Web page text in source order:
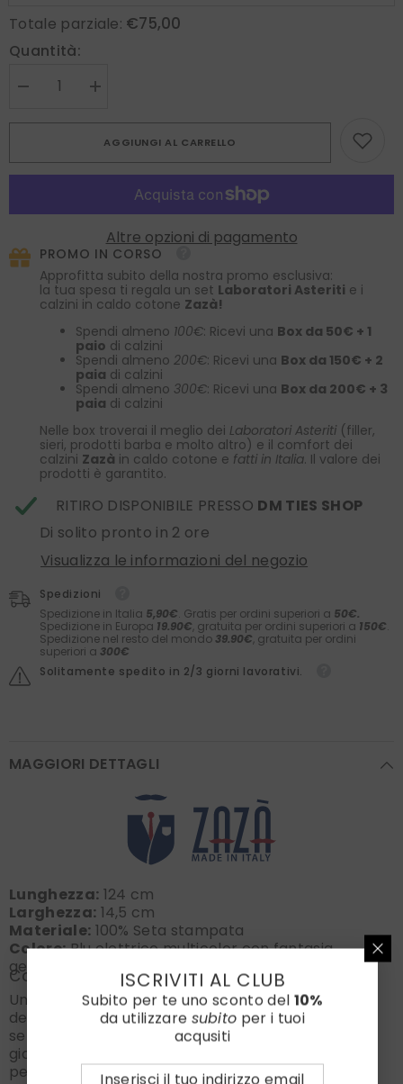
Totale parziale: €75,00
Quantità:
Diminuire
blu
elettrico
stampata
Aumenta
Twilly
blu
elettrico
stampata
AGGIUNGI AL CARRELLO
Altre opzioni di pagamento
PROMO IN CORSO
Approfitta subito della nostra promo esclusiva:
la tua spesa ti regala un set Laboratori Asteriti e i
calzini in caldo cotone Zazà!
Spendi almeno 100€: Ricevi una Box da 50€ + 1
paio di calzini
Spendi almeno 200€: Ricevi una Box da 150€ + 2
paia di calzini
Spendi almeno 300€: Ricevi una Box da 200€ + 3
paia di calzini
Nelle box troverai il meglio dei Laboratori Asteriti (filler,
sieri, prodotti barba e molto altro) e il comfort dei
calzini Zazà in caldo cotone e fatti in Italia. Il valore dei
prodotti è garantito.
RITIRO DISPONIBILE PRESSO DM TIES SHOP
Di solito pronto in 2 ore
Visualizza le informazioni del negozio
Spedizioni
Spedizione in Italia 5,90€. Gratis per ordini superiori a 50€.
Spedizione in Europa 19.90€, gratuita per ordini superiori a 150€.
Spedizione nel resto del mondo 39.90€, gratuita per ordini
superiori a 300€
Solitamente spedito in 2/3 giorni lavorativi.
MAGGIORI DETTAGLI
Lunghezza: 124 cm
Larghezza: 14,5 cm
Materiale: 100% Seta stampata
Colore:Blu elettrico multicolor con fantasia
geometrica Dottie
Consigli di Stile e Abbinamento
Un'esplosione di grinta e dinamismo per l'armadio
della donna moderna. Questo twilly Zazà in pura
seta stampata è il dettaglio definitivo per chi ama
giocare con i trend e mostrare la propria
personalità. Il suo fondo blu elettrico vibrante,
ISCRIVITI AL CLUB
Subito per te uno sconto del 10%
da utilizzare subito per i tuoi
acqusiti